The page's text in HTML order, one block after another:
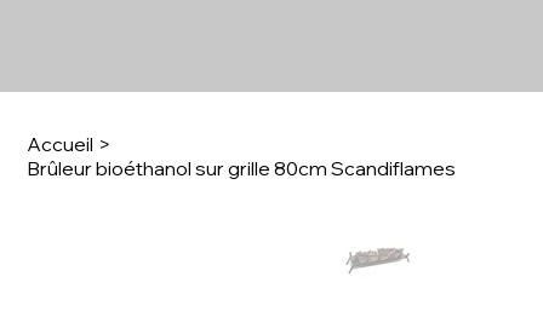
Accueil >
Brûleur bioéthanol sur grille 80cm Scandiflames